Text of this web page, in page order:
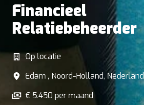
Financieel
Relatiebeheerder
Op locatie
Edam , Noord-Holland, Nederland
€ 5.450 per maand